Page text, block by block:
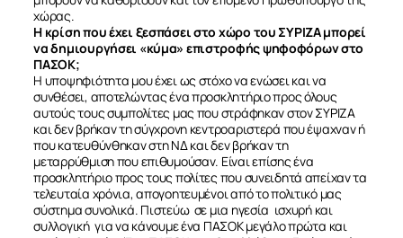
χώρας.
Η κρίση που έχει ξεσπάσει στο χώρο του ΣΥΡΙΖΑ μπορεί
να δημιουργήσει «κύμα» επιστροφής ψηφοφόρων στο
ΠΑΣΟΚ;
Η υποψηφιότητα μου έχει ως στόχο να ενώσει και να
συνθέσει, αποτελώντας ένα προσκλητήριο προς όλους
αυτούς τους συμπολίτες μας που στράφηκαν στον ΣΥΡΙΖΑ
και δεν βρήκαν τη σύγχρονη κεντροαριστερά που έψαχναν ή
που κατευθύνθηκαν στη ΝΔ και δεν βρήκαν τη
μεταρρύθμιση που επιθυμούσαν. Είναι επίσης ένα
προσκλητήριο προς τους πολίτες που συνειδητά απείχαν τα
τελευταία χρόνια, απογοητευμένοι από το πολιτικό μας
σύστημα συνολικά. Πιστεύω σε μια ηγεσία ισχυρή και
συλλογική για να κάνουμε ένα ΠΑΣΟΚ μεγάλο πρώτα και